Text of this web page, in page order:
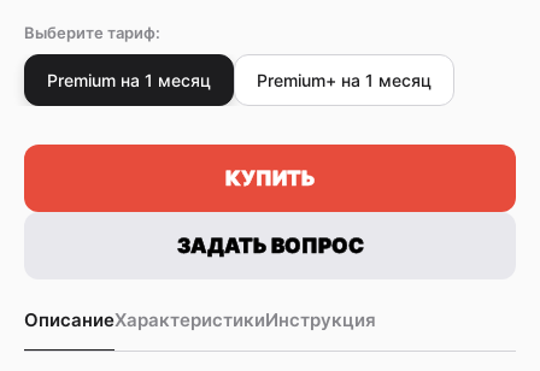
Выберите тариф:
Premium на 1 месяц Premium+ на 1 месяц
КУПИТЬ
ЗАДАТЬ ВОПРОС
ОписаниеХарактеристикиИнструкция